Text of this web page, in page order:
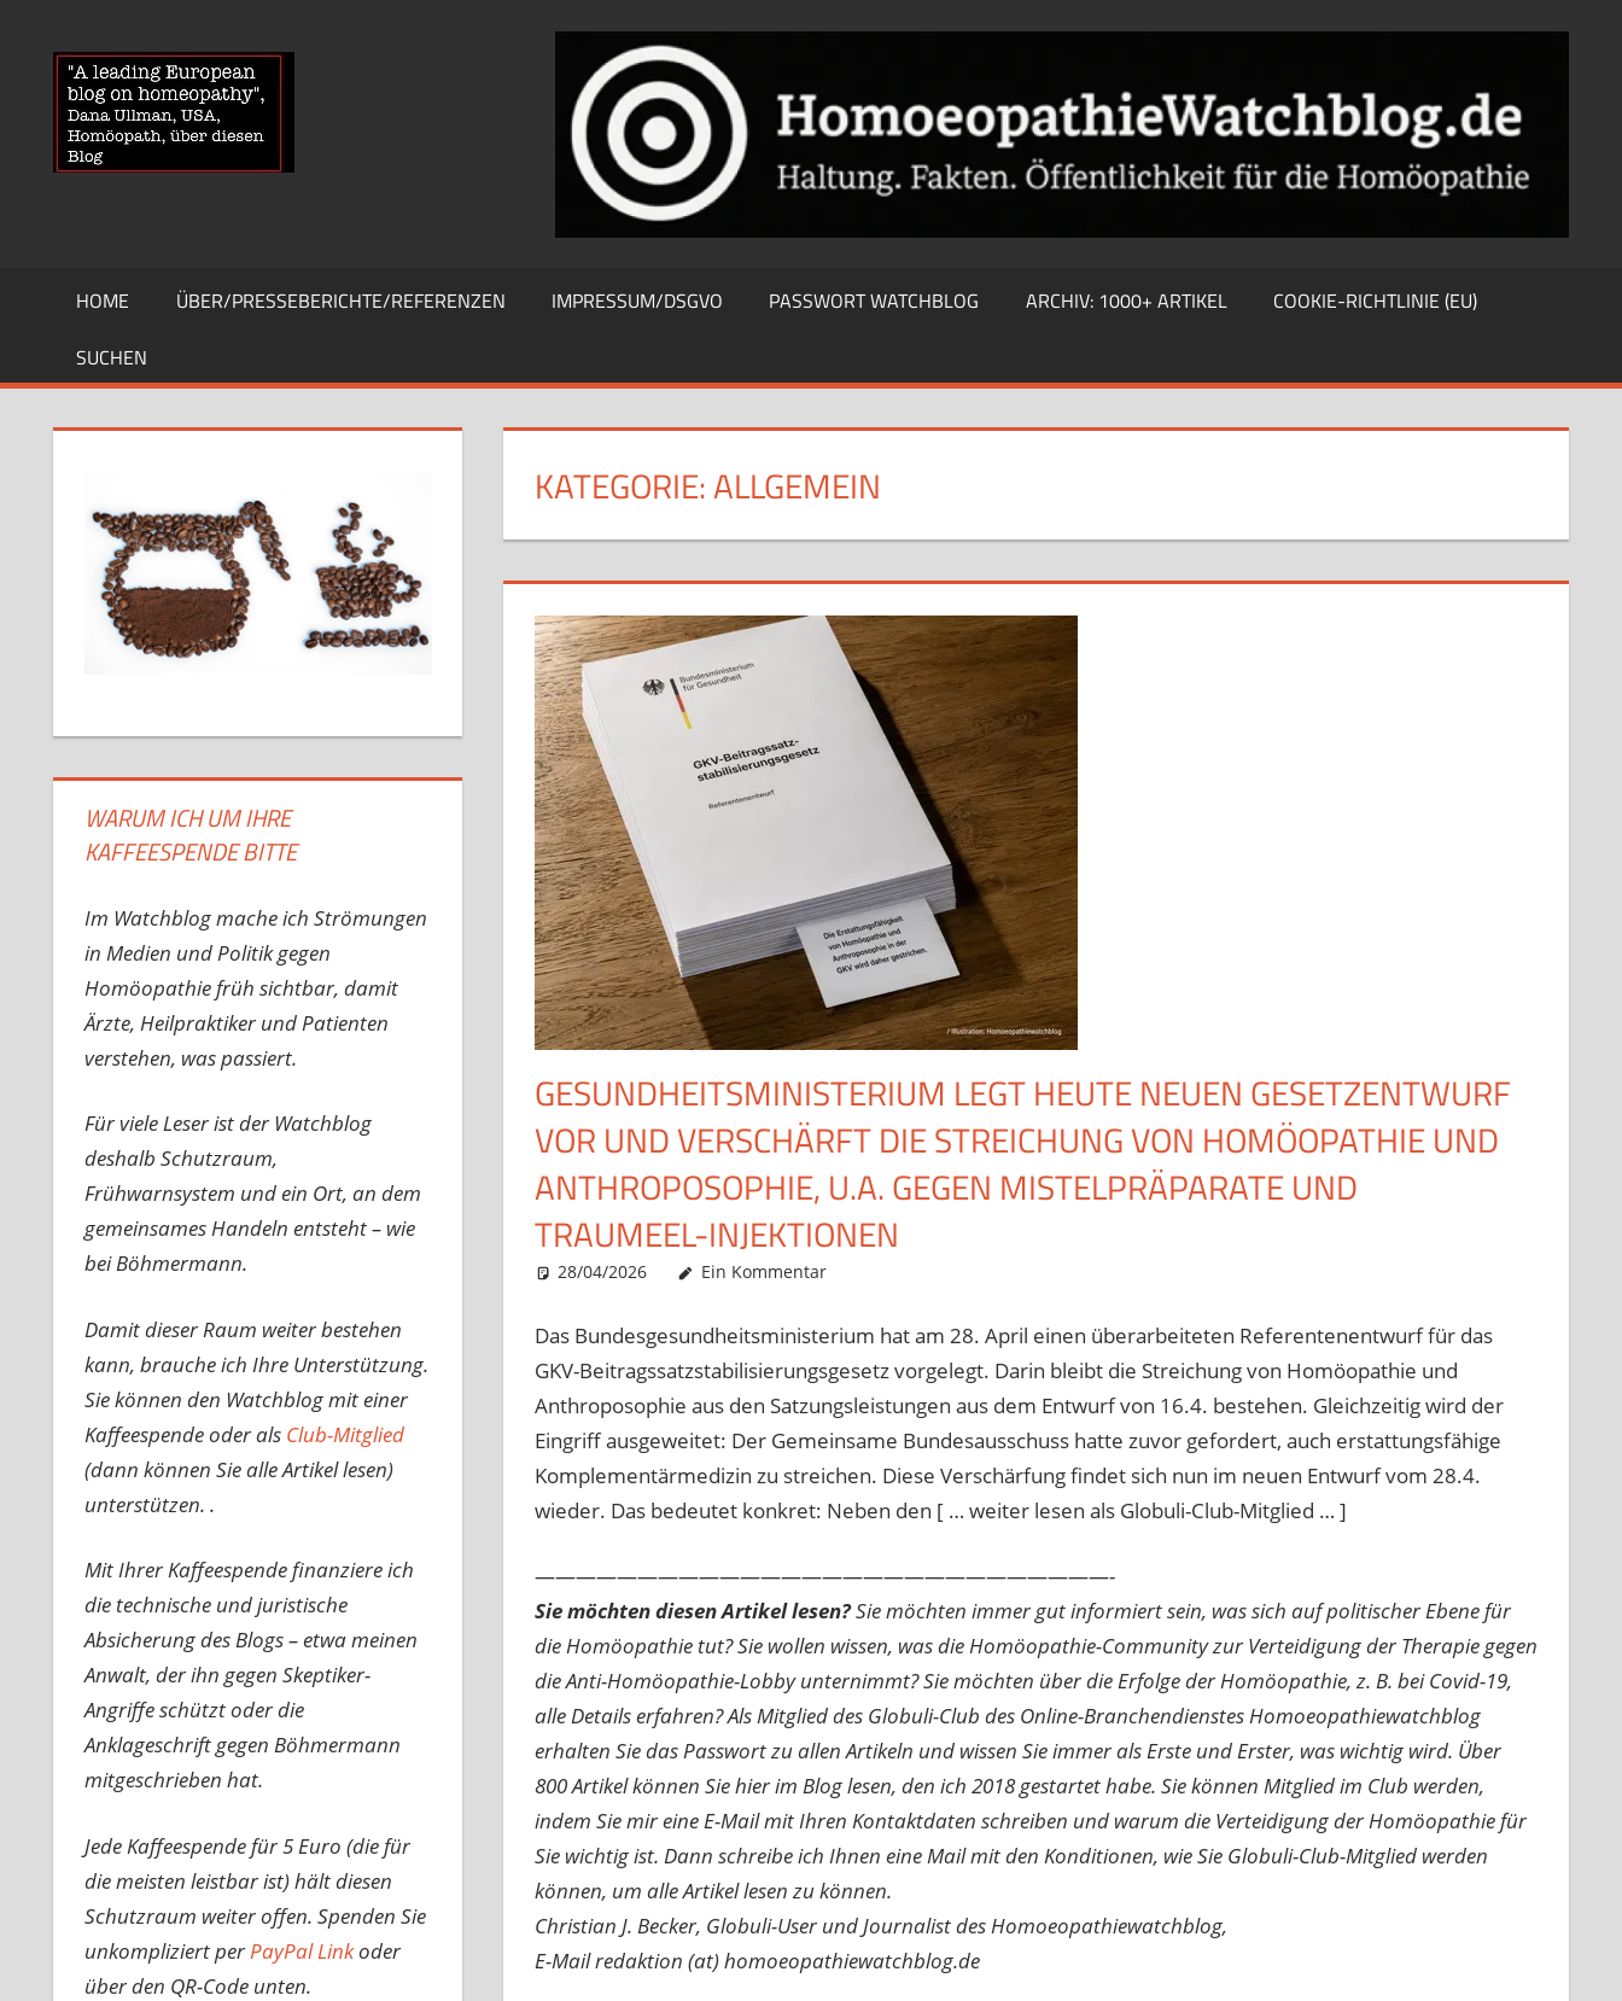
springen
HOMOEOPATHIEWATCHBLOG
News
über
Homöopathie
und
Globuli-
HOME ÜBER/PRESSEBERICHTE/REFERENZEN IMPRESSUM/DSGVO PASSWORT WATCHBLOG ARCHIV: 1000+ ARTIKEL
COOKIE-RICHTLINIE (EU)
SUCHEN
KATEGORIE:ALLGEMEIN
GESUNDHEITSMINISTERIUM LEGT HEUTE NEUEN GESETZENTWURF
VOR UND VERSCHÄRFT DIE STREICHUNG VON HOMÖOPATHIE UND
ANTHROPOSOPHIE, U.A. GEGEN MISTELPRÄPARATE UND
TRAUMEEL-INJEKTIONEN
28/04/2026 Christian J. Becker
Allgemein
Ein Kommentar
Das Bundesgesundheitsministerium hat am 28. April einen überarbeiteten Referentenentwurf für das
GKV-Beitragssatzstabilisierungsgesetz vorgelegt. Darin bleibt die Streichung von Homöopathie und
Anthroposophie aus den Satzungsleistungen aus dem Entwurf von 16.4. bestehen. Gleichzeitig wird der
Eingriff ausgeweitet: Der Gemeinsame Bundesausschuss hatte zuvor gefordert, auch erstattungsfähige
Komplementärmedizin zu streichen. Diese Verschärfung findet sich nun im neuen Entwurf vom 28.4.
wieder. Das bedeutet konkret: Neben den [ … weiter lesen als Globuli-Club-Mitglied … ]
————————————————————————————-
Sie möchten diesen Artikel lesen?Sie möchten immer gut informiert sein, was sich auf politischer Ebene für
die Homöopathie tut? Sie wollen wissen, was die Homöopathie-Community zur Verteidigung der Therapie gegen
die Anti-Homöopathie-Lobby unternimmt? Sie möchten über die Erfolge der Homöopathie, z. B. bei Covid-19,
alle Details erfahren? Als Mitglied des Globuli-Club des Online-Branchendienstes Homoeopathiewatchblog
erhalten Sie das Passwort zu allen Artikeln und wissen Sie immer als Erste und Erster, was wichtig wird. Über
800 Artikel können Sie hier im Blog lesen, den ich 2018 gestartet habe. Sie können Mitglied im Club werden,
indem Sie mir eine E-Mail mit Ihren Kontaktdaten schreiben und warum die Verteidigung der Homöopathie für
Sie wichtig ist. Dann schreibe ich Ihnen eine Mail mit den Konditionen, wie Sie Globuli-Club-Mitglied werden
können, um alle Artikel lesen zu können.
Christian J. Becker, Globuli-User und Journalist des Homoeopathiewatchblog,
E-Mail redaktion (at) homoeopathiewatchblog.de
WARUM ICH UM IHRE
KAFFEESPENDE BITTE
Im Watchblog mache ich Strömungen
in Medien und Politik gegen
Homöopathie früh sichtbar, damit
Ärzte, Heilpraktiker und Patienten
verstehen, was passiert.
Für viele Leser ist der Watchblog
deshalb Schutzraum,
Frühwarnsystem und ein Ort, an dem
gemeinsames Handeln entsteht – wie
bei Böhmermann.
Damit dieser Raum weiter bestehen
kann, brauche ich Ihre Unterstützung.
Sie können den Watchblog mit einer
Kaffeespende oder als Club-Mitglied
(dann können Sie alle Artikel lesen)
unterstützen. .
Mit Ihrer Kaffeespende finanziere ich
die technische und juristische
Absicherung des Blogs – etwa meinen
Anwalt, der ihn gegen Skeptiker-
Angriffe schützt oder die
Anklageschrift gegen Böhmermann
mitgeschrieben hat.
Jede Kaffeespende für 5 Euro (die für
die meisten leistbar ist) hält diesen
Schutzraum weiter offen. Spenden Sie
unkompliziert perPayPal Linkoder
über den QR-Code unten.